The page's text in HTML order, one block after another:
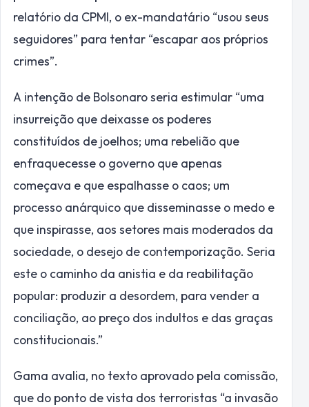
relatório da CPMI, o ex-mandatário “usou seus
seguidores” para tentar “escapar aos próprios
crimes”.
A intenção de Bolsonaro seria estimular “uma
insurreição que deixasse os poderes
constituídos de joelhos; uma rebelião que
enfraquecesse o governo que apenas
começava e que espalhasse o caos; um
processo anárquico que disseminasse o medo e
que inspirasse, aos setores mais moderados da
sociedade, o desejo de contemporização. Seria
este o caminho da anistia e da reabilitação
popular: produzir a desordem, para vender a
conciliação, ao preço dos indultos e das graças
constitucionais.”
Gama avalia, no texto aprovado pela comissão,
que do ponto de vista dos terroristas “a invasão